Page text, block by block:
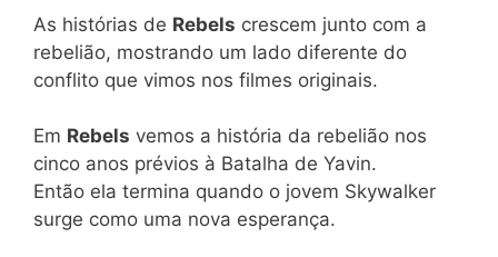
As histórias de Rebels crescem junto com a
rebelião, mostrando um lado diferente do
conflito que vimos nos filmes originais.
Em Rebels vemos a história da rebelião nos
cinco anos prévios à Batalha de Yavin.
Então ela termina quando o jovem Skywalker
surge como uma nova esperança.